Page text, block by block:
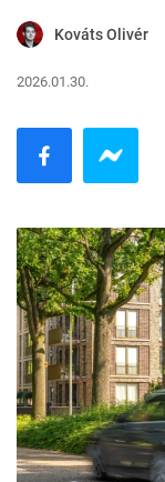
Kováts Olivér
2026.01.30.